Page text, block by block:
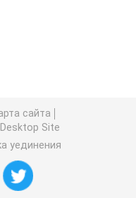
батарей средняя
батарей
батарей
сайта
Desktop Site
уединения